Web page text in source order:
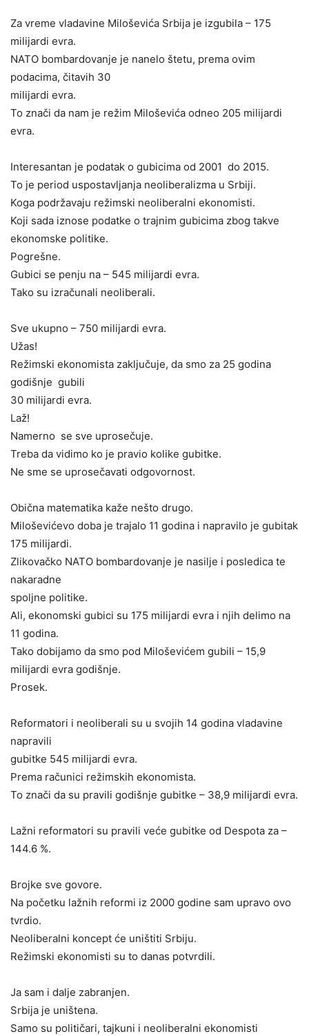
Za vreme vladavine Miloševića Srbija je izgubila – 175
milijardi evra.
NATO bombardovanje je nanelo štetu, prema ovim
podacima, čitavih 30
milijardi evra.
To znači da nam je režim Miloševića odneo 205 milijardi
evra.
Interesantan je podatak o gubicima od 2001 do 2015.
To je period uspostavljanja neoliberalizma u Srbiji.
Koga podržavaju režimski neoliberalni ekonomisti.
Koji sada iznose podatke o trajnim gubicima zbog takve
ekonomske politike.
Pogrešne.
Gubici se penju na – 545 milijardi evra.
Tako su izračunali neoliberali.
Sve ukupno – 750 milijardi evra.
Užas!
Režimski ekonomista zaključuje, da smo za 25 godina
godišnje gubili
30 milijardi evra.
Laž!
Namerno se sve uprosečuje.
Treba da vidimo ko je pravio kolike gubitke.
Ne sme se uprosečavati odgovornost.
Obična matematika kaže nešto drugo.
Miloševićevo doba je trajalo 11 godina i napravilo je gubitak
175 milijardi.
Zlikovačko NATO bombardovanje je nasilje i posledica te
nakaradne
spoljne politike.
Ali, ekonomski gubici su 175 milijardi evra i njih delimo na
11 godina.
Tako dobijamo da smo pod Miloševićem gubili – 15,9
milijardi evra godišnje.
Prosek.
Reformatori i neoliberali su u svojih 14 godina vladavine
napravili
gubitke 545 milijardi evra.
Prema računici režimskih ekonomista.
To znači da su pravili godišnje gubitke – 38,9 milijardi evra.
Lažni reformatori su pravili veće gubitke od Despota za –
144.6 %.
Brojke sve govore.
Na početku lažnih reformi iz 2000 godine sam upravo ovo
tvrdio.
Neoliberalni koncept će uništiti Srbiju.
Režimski ekonomisti su to danas potvrdili.
Ja sam i dalje zabranjen.
Srbija je uništena.
Samo su političari, tajkuni i neoliberalni ekonomisti